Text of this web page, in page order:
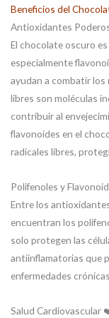
Beneficios del
Antioxidantes
El chocolate oscuro
especialmente
ayudan a combatir los
libres son moléculas
contribuir al
flavonoides en el
radicales libres,
Polifenoles y
Entre los
encuentran los
solo protegen las
antiinflamatorias que
enfermedades
Salud Cardiovascular